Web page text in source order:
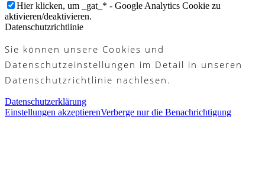
Hier klicken, um _gat_* - Google Analytics Cookie zu
aktivieren/deaktivieren.
Datenschutzrichtlinie
Sie können unsere Cookies und
Datenschutzeinstellungen im Detail in unseren
Datenschutzrichtlinie nachlesen.
Datenschutzerklärung
Einstellungen akzeptierenVerberge nur die Benachrichtigung